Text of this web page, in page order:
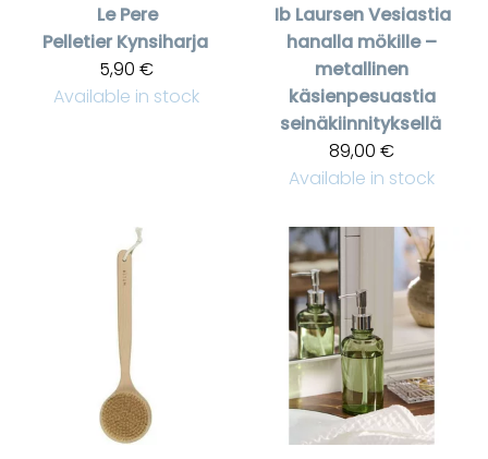
Le Pere
Pelletier Kynsiharja
5,90 €
Available in stock
Ib LaursenVesiastia
hanalla mökille –
metallinen
käsienpesuastia
seinäkiinnityksellä
89,00 €
Available in stock